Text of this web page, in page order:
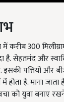
में करीब300
है. सेहतमंद और
पत्तियों और
है. माना जाता
को युवा बनाए